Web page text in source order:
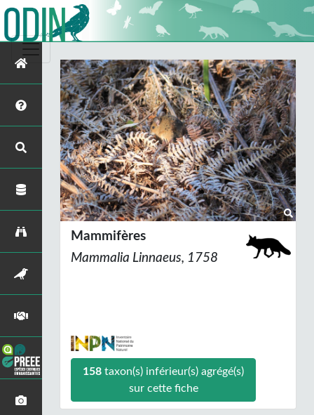
Mammifères
Mammalia Linnaeus, 1758
158taxon(s) inférieur(s) agrégé(s)
sur cette fiche